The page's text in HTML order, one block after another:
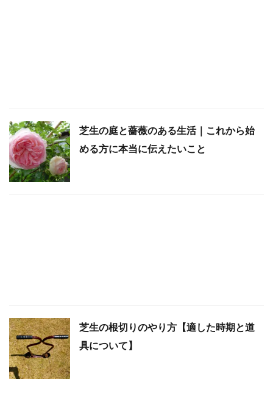
芝生の庭と薔薇のある生活｜これから始
める方に本当に伝えたいこと
芝生の根切りのやり方【適した時期と道
具について】